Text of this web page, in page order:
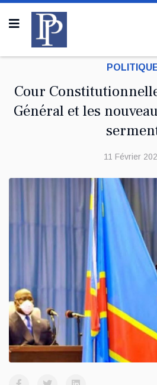
Cour
Général et les
11 Février